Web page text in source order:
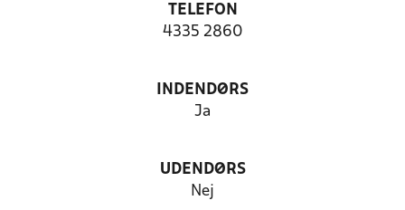
TELEFON
4335 2860
INDENDØRS
Ja
UDENDØRS
Nej